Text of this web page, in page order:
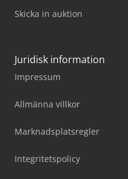
Skicka in auktion
Juridisk information
Impressum
Allmänna villkor
Marknadsplatsregler
Integritetspolicy